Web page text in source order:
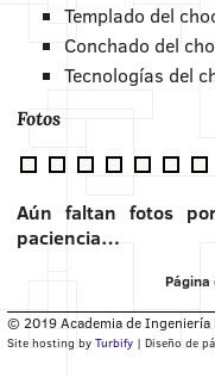
Templado del
Conchado del
Tecnologías del
Fotos
Aún faltan fotos
paciencia…
Página
© 2019 Academia de Ingeniería
Site hosting by Turbify| Diseño de